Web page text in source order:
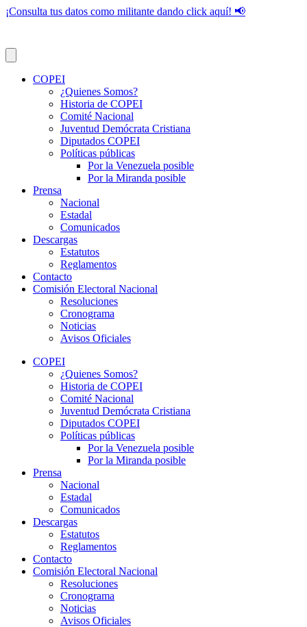
¡Consulta tus datos como militante dando click aquí! 📢
COPEI
¿Quienes Somos?
Historia de COPEI
Comité Nacional
Juventud Demócrata Cristiana
Diputados COPEI
Políticas públicas
Por la Venezuela posible
Por la Miranda posible
Prensa
Nacional
Estadal
Comunicados
Descargas
Estatutos
Reglamentos
Contacto
Comisión Electoral Nacional
Resoluciones
Cronograma
Noticias
Avisos Oficiales
COPEI
¿Quienes Somos?
Historia de COPEI
Comité Nacional
Juventud Demócrata Cristiana
Diputados COPEI
Políticas públicas
Por la Venezuela posible
Por la Miranda posible
Prensa
Nacional
Estadal
Comunicados
Descargas
Estatutos
Reglamentos
Contacto
Comisión Electoral Nacional
Resoluciones
Cronograma
Noticias
Avisos Oficiales